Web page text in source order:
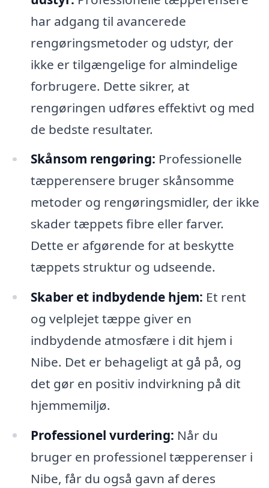
har adgang til avancerede
rengøringsmetoder og udstyr, der
ikke er tilgængelige for almindelige
forbrugere. Dette sikrer, at
rengøringen udføres effektivt og med
de bedste resultater.
Skånsom rengøring: Professionelle
tæpperensere bruger skånsomme
metoder og rengøringsmidler, der ikke
skader tæppets fibre eller farver.
Dette er afgørende for at beskytte
tæppets struktur og udseende.
Skaber et indbydende hjem: Et rent
og velplejet tæppe giver en
indbydende atmosfære i dit hjem i
Nibe. Det er behageligt at gå på, og
det gør en positiv indvirkning på dit
hjemmemiljø.
Professionel vurdering: Når du
bruger en professionel tæpperenser i
Nibe, får du også gavn af deres